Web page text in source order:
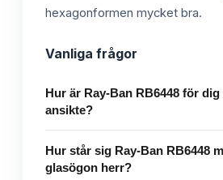
hexagonformen mycket bra.
Vanliga frågor
Hur är Ray-Ban RB6448 för
ansikte?
Hur står sig Ray-Ban RB6448
glasögon herr?